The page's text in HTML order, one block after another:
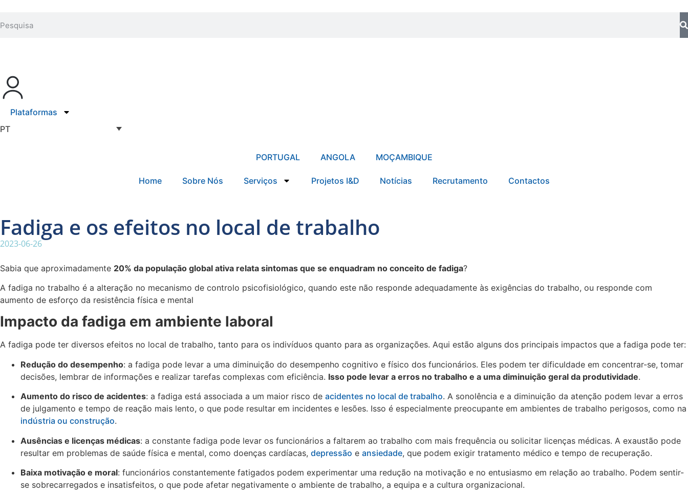
Plataformas
PT
PORTUGAL ANGOLA MOÇAMBIQUE
Home Sobre Nós Serviços Projetos I&D Notícias Recrutamento Contactos
Fadiga e os efeitos no local de trabalho
2023-06-26
Sabia que aproximadamente 20% da população global ativa relata sintomas que se enquadram no conceito de fadiga?
A fadiga no trabalho é a alteração no mecanismo de controlo psicofisiológico, quando este não responde adequadamente às exigências do trabalho, ou responde com
aumento de esforço da resistência física e mental
Impacto da fadiga em ambiente laboral
A fadiga pode ter diversos efeitos no local de trabalho, tanto para os indivíduos quanto para as organizações. Aqui estão alguns dos principais impactos que a fadiga pode ter:
Redução do desempenho: a fadiga pode levar a uma diminuição do desempenho cognitivo e físico dos funcionários. Eles podem ter dificuldade em concentrar-se, tomar
decisões, lembrar de informações e realizar tarefas complexas com eficiência. Isso pode levar a erros no trabalho e a uma diminuição geral da produtividade.
Aumento do risco de acidentes: a fadiga está associada a um maior risco de acidentes no local de trabalho. A sonolência e a diminuição da atenção podem levar a erros
de julgamento e tempo de reação mais lento, o que pode resultar em incidentes e lesões. Isso é especialmente preocupante em ambientes de trabalho perigosos, como na
indústria ou construção.
Ausências e licenças médicas: a constante fadiga pode levar os funcionários a faltarem ao trabalho com mais frequência ou solicitar licenças médicas. A exaustão pode
resultar em problemas de saúde física e mental, como doenças cardíacas, depressão e ansiedade, que podem exigir tratamento médico e tempo de recuperação.
Baixa motivação e moral: funcionários constantemente fatigados podem experimentar uma redução na motivação e no entusiasmo em relação ao trabalho. Podem sentir-
se sobrecarregados e insatisfeitos, o que pode afetar negativamente o ambiente de trabalho, a equipa e a cultura organizacional.